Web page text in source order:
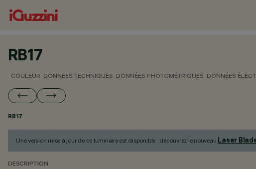
RB17
COULEUR DONNÉES TECHNIQUES DONNÉES PHOTOMÉTRIQUES DONNÉES
RB17
Une version mise à jour de ce luminaire est disponible : découvrez le nouveau Laser
DESCRIPTION